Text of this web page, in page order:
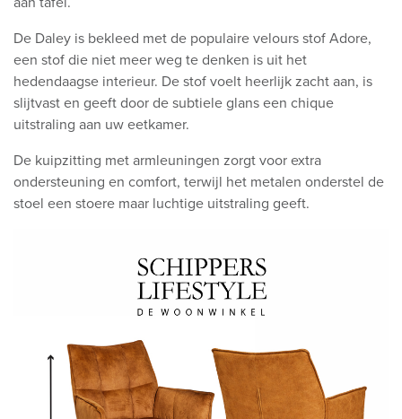
De Daley is bekleed met de populairevelours stof Adore,
een stof die niet meer weg te denken is uit het
hedendaagse interieur. De stof voelt heerlijk zacht aan, is
slijtvast en geeft door de subtiele glans een chique
uitstraling aan uw eetkamer.
De kuipzitting met armleuningen zorgt voor extra
ondersteuning en comfort, terwijl het metalen onderstel de
stoel een stoere maar luchtige uitstraling geeft.